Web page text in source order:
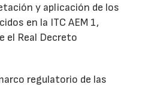
y aplicación de los
en la ITC AEM 1,
el Real Decreto
regulatorio de las